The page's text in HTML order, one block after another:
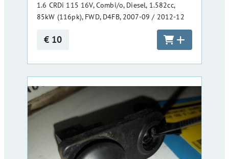
1.6 CRDi 115 16V, Combi/o, Diesel, 1.582cc,
85kW (116pk), FWD, D4FB, 2007-09 / 2012-12
€ 10